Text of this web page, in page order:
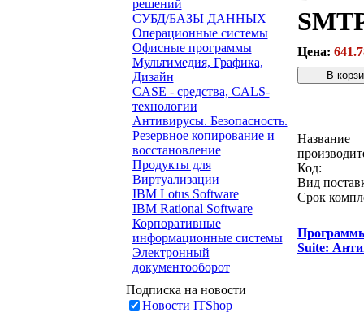
решений
СУБД/БАЗЫ ДАННЫХ
Операционные системы
Офисные программы
Мультимедия, Графика,
Дизайн
CASE - средства, CALS-
технологии
Антивирусы. Безопасность.
Резервное копирование и
восстановление
Продукты для
Виртуализации
IBM Lotus Software
IBM Rational Software
Корпоративные
информационные системы
Электронный
документооборот
Подписка на новости
Новости ITShop
Цена:
Название
Код:
Вид
Срок
Suite: